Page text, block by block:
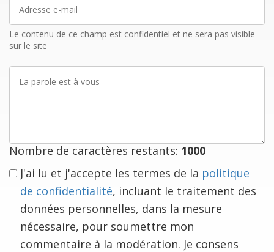
mail
Le contenu de ce champ est confidentiel et ne sera pas visible
sur le site
parole
Nombre de caractères restants: 1000
J'ai lu et j'accepte les termes de la politique
de confidentialité, incluant le traitement des
données personnelles, dans la mesure
nécessaire, pour soumettre mon
commentaire à la modération. Je consens